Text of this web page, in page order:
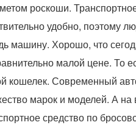
роскоши.
удобно, поэтому
машину. Хорошо, что
малой цене. То
кошелек. Современный
марок и моделей. А
средство по